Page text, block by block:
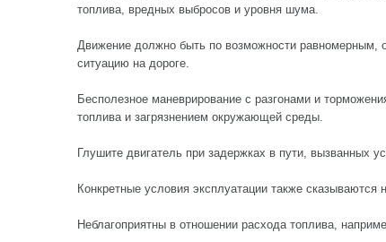
топлива, вредных выбросов и уровня шума.
Движение должно быть по возможности равномерным,
ситуацию на дороге.
Бесполезное маневрирование с разгонами и
топлива и загрязнением окружающей среды.
Глушите двигатель при задержках в пути, вызванных
Конкретные условия эксплуатации также сказываются
Неблагоприятны в отношении расхода топлива,